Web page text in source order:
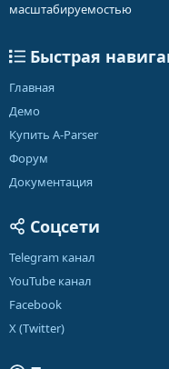
масштабируемостью
Быстрая
Главная
Демо
Купить A-Parser
Форум
Документация
Соцсети
Telegram канал
YouTube канал
Facebook
X (Twitter)